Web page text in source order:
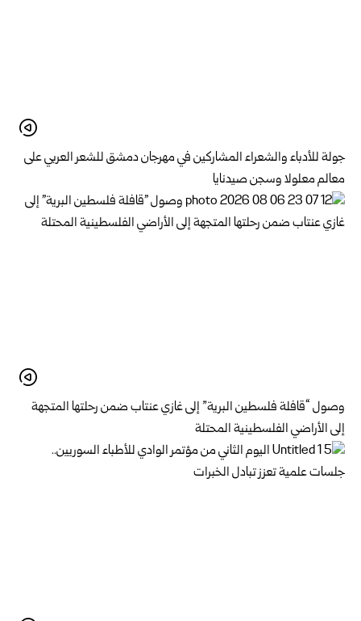
جولة للأدباء والشعراء المشاركين في مهرجان دمشق للشعر العربي على
معالم معلولا وسجن صيدنايا
وصول “قافلة فلسطين البرية” إلى غازي عنتاب ضمن رحلتها المتجهة
إلى الأراضي الفلسطينية المحتلة